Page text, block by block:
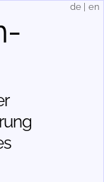
de en